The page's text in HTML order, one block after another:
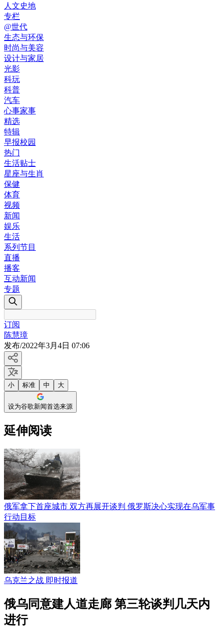
人文史地
专栏
@世代
生态与环保
时尚与美容
设计与家居
光影
科玩
科普
汽车
心事家事
精选
特辑
早报校园
热门
生活贴士
星座与生肖
保健
体育
视频
新闻
娱乐
生活
系列节目
直播
播客
互动新闻
专题
订阅
陈慧璋
发布/2022年3月4日 07:06
小 标准 中 大
设为谷歌新闻首选来源
延伸阅读
俄军拿下首座城市 双方再展开谈判 俄罗斯决心实现在乌军事
行动目标
乌克兰之战 即时报道
俄乌同意建人道走廊 第三轮谈判几天内
进行